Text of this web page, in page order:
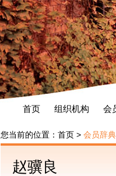
首页 组织机构 会
您当前的位置： 首页 > 会员辞典
赵骥良